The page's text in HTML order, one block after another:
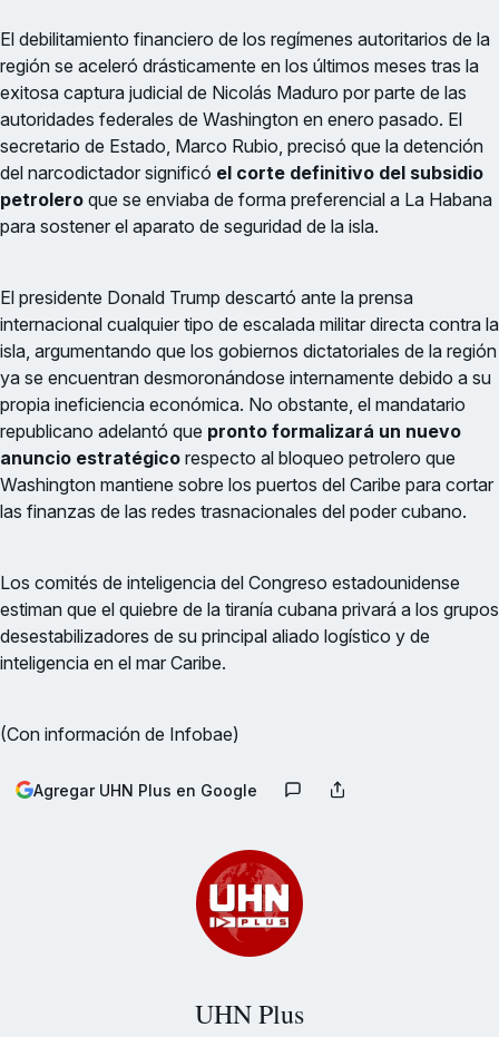
El debilitamiento financiero de los regímenes autoritarios de la
región se aceleró drásticamente en los últimos meses tras la
exitosa captura judicial de Nicolás Maduro por parte de las
autoridades federales de Washington en enero pasado. El
secretario de Estado, Marco Rubio, precisó que la detención
del narcodictador significó el corte definitivo del subsidio
petrolero que se enviaba de forma preferencial a La Habana
para sostener el aparato de seguridad de la isla.
El presidente Donald Trump descartó ante la prensa
internacional cualquier tipo de escalada militar directa contra la
isla, argumentando que los gobiernos dictatoriales de la región
ya se encuentran desmoronándose internamente debido a su
propia ineficiencia económica. No obstante, el mandatario
republicano adelantó que pronto formalizará un nuevo
anuncio estratégico respecto al bloqueo petrolero que
Washington mantiene sobre los puertos del Caribe para cortar
las finanzas de las redes trasnacionales del poder cubano.
Los comités de inteligencia del Congreso estadounidense
estiman que el quiebre de la tiranía cubana privará a los grupos
desestabilizadores de su principal aliado logístico y de
inteligencia en el mar Caribe.
(Con información de Infobae)
Agregar UHN Plus en Google
UHN Plus